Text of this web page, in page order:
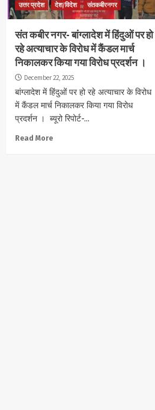
उत्तर प्रदेश देश/विदेश संतकबीरनगर
संत कबीर नगर- बांग्लादेश में हिंदुओं पर हो
रहे अत्याचार के विरोध में कैंडल मार्च
निकालकर किया गया विरोध प्रदर्शन ।
December 22, 2025
बांग्लादेश में हिंदुओं पर हो रहे अत्याचार के विरोध
में कैंडल मार्च निकालकर किया गया विरोध
प्रदर्शन । ब्यूरो रिपोर्ट-...
Read More